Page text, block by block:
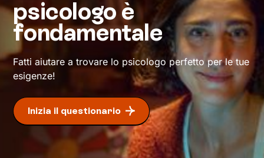
pensieri e comportamenti, potrai vivere il tuo
presente in maniera più soddisfacente e
serena.
Daremo il via a un camminoche ti condurrà su
strade mai percorse prima,verso il benessere
psicologo è
fondamentale
Fatti aiutare a trovare lo psicologo perfetto per le tue
esigenze!
Inizia il questionario